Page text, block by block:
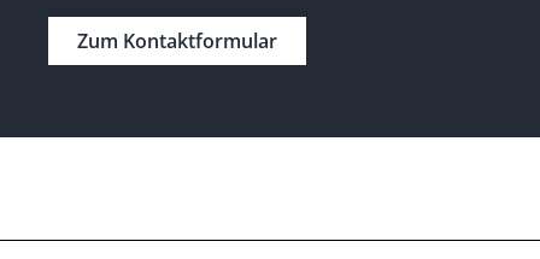
Zum Kontaktformular